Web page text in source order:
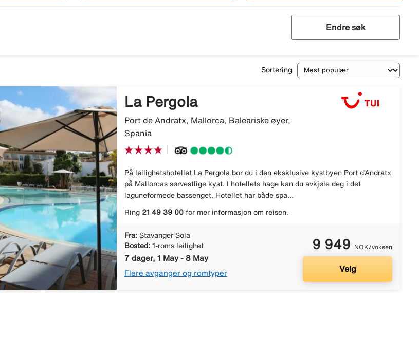
Endre søk
Sortering
La Pergola
Port de Andratx, Mallorca, Baleariske øyer,
Spania
På leilighetshotellet La Pergola bor du i den eksklusive kystbyen Port d’Andratx
på Mallorcas sørvestlige kyst. I hotellets hage kan du avkjøle deg i det
laguneformede bassenget. Hotellet har både spa...
Ring 21 49 39 00for mer informasjon om reisen.
Fra: Stavanger Sola
Bosted: 1-roms leilighet
7 dager, 1 May - 8 May
Flere avganger og romtyper
9 949 NOK/voksen
Velg